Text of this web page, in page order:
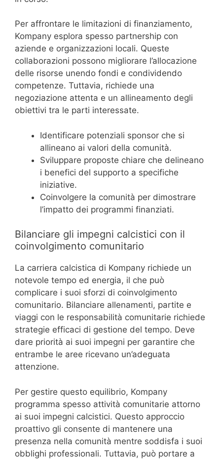
Per affrontare le limitazioni di finanziamento,
Kompany esplora spesso partnership con
aziende e organizzazioni locali. Queste
collaborazioni possono migliorare l’allocazione
delle risorse unendo fondi e condividendo
competenze. Tuttavia, richiede una
negoziazione attenta e un allineamento degli
obiettivi tra le parti interessate.
Identificare potenziali sponsor che si
allineano ai valori della comunità.
Sviluppare proposte chiare che delineano
i benefici del supporto a specifiche
iniziative.
Coinvolgere la comunità per dimostrare
l’impatto dei programmi finanziati.
Bilanciare gli impegni calcistici con il
coinvolgimento comunitario
La carriera calcistica di Kompany richiede un
notevole tempo ed energia, il che può
complicare i suoi sforzi di coinvolgimento
comunitario. Bilanciare allenamenti, partite e
viaggi con le responsabilità comunitarie richiede
strategie efficaci di gestione del tempo. Deve
dare priorità ai suoi impegni per garantire che
entrambe le aree ricevano un’adeguata
attenzione.
Per gestire questo equilibrio, Kompany
programma spesso attività comunitarie attorno
ai suoi impegni calcistici. Questo approccio
proattivo gli consente di mantenere una
presenza nella comunità mentre soddisfa i suoi
obblighi professionali. Tuttavia, può portare a